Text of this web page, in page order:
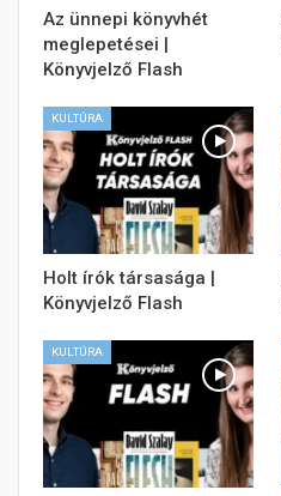
Az ünnepi könyvhét
meglepetései |
Könyvjelző Flash
KULTÚRA
Holt írók társasága |
Könyvjelző Flash
KULTÚRA